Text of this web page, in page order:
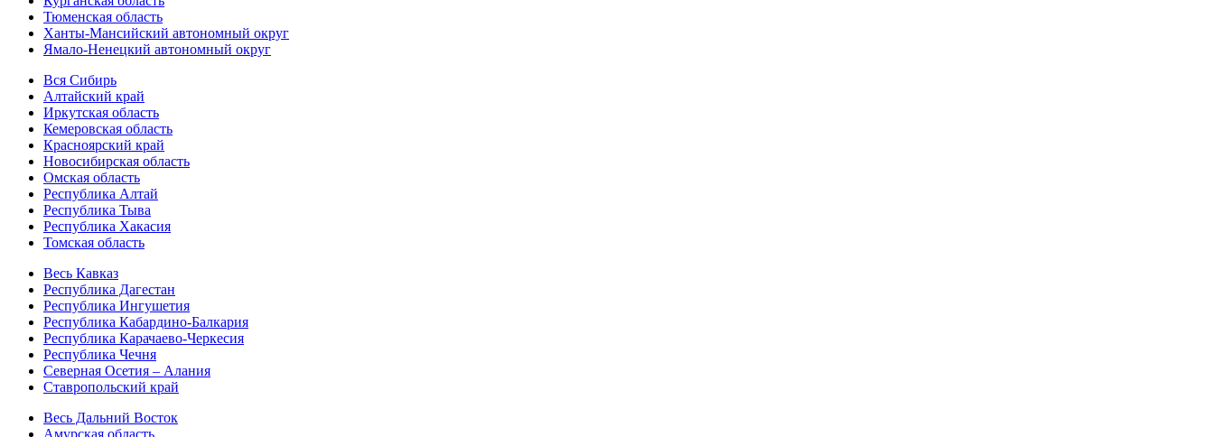
Тюменская область
Ханты-Мансийский автономный округ
Ямало-Ненецкий автономный округ
Вся Сибирь
Алтайский край
Иркутская область
Кемеровская область
Красноярский край
Новосибирская область
Омская область
Республика Алтай
Республика Тыва
Республика Хакасия
Томская область
Весь Кавказ
Республика Дагестан
Республика Ингушетия
Республика Кабардино-Балкария
Республика Карачаево-Черкесия
Республика Чечня
Северная Осетия – Алания
Ставропольский край
Весь Дальний Восток
Амурская область